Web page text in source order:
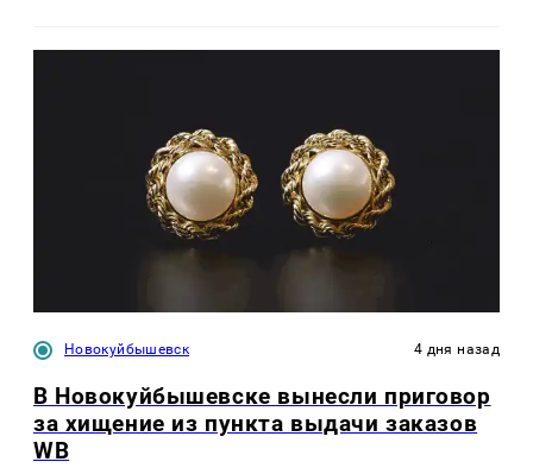
Новокуйбышевск 4 дня назад
В Новокуйбышевске вынесли приговор
за хищение из пункта выдачи заказов
WB